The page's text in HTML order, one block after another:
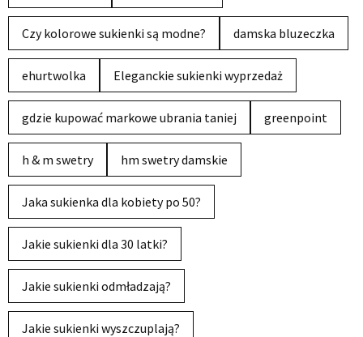
Czy kolorowe sukienki są modne? damska bluzeczka
ehurtwolka Eleganckie sukienki wyprzedaż
gdzie kupować markowe ubrania taniej greenpoint
h & m swetry hm swetry damskie
Jaka sukienka dla kobiety po 50?
Jakie sukienki dla 30 latki?
Jakie sukienki odmładzają?
Jakie sukienki wyszczuplają?